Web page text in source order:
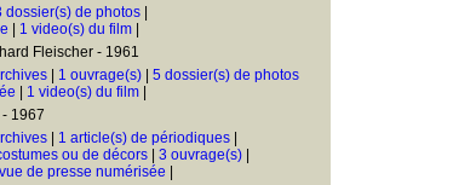
dossier(s) de photos
1 video(s) du film
Fleischer - 1961
1 ouvrage(s)
5 dossier(s) de photos
1 video(s) du film
1967
1 article(s) de périodiques
ou de décors
3 ouvrage(s)
de presse numérisée